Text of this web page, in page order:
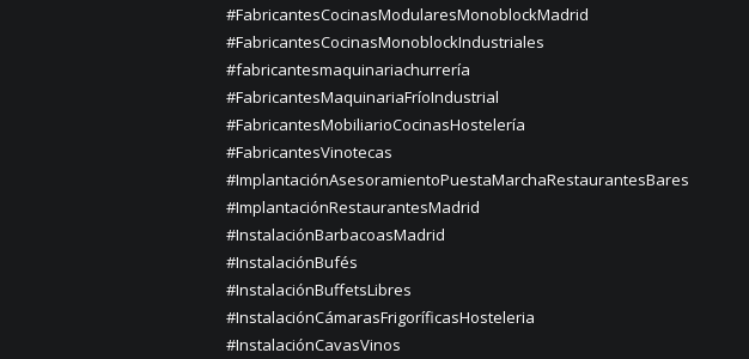
#FabricantesCocinasModularesMonoblockMadrid
#FabricantesCocinasMonoblockIndustriales
#fabricantesmaquinariachurrería
#FabricantesMaquinariaFríoIndustrial
#FabricantesMobiliarioCocinasHostelería
#FabricantesVinotecas
#ImplantaciónAsesoramientoPuestaMarchaRestaurantesBares
#ImplantaciónRestaurantesMadrid
#InstalaciónBarbacoasMadrid
#InstalaciónBufés
#InstalaciónBuffetsLibres
#InstalaciónCámarasFrigoríficasHosteleria
#InstalaciónCavasVinos